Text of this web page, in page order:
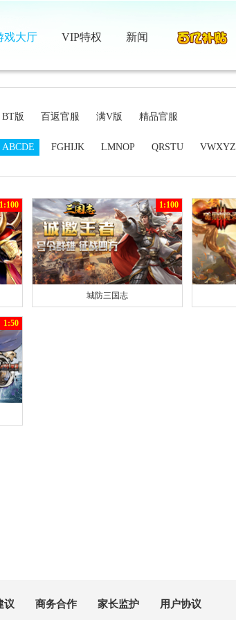
戏大厅 VIP特权 新闻
BT版 百返官服 满V版 精品官服
ABCDE FGHIJK LMNOP QRSTU VWXYZ
1:100
戏
1:100
城防三国志
1:50
议 商务合作 家长监护 用户协议